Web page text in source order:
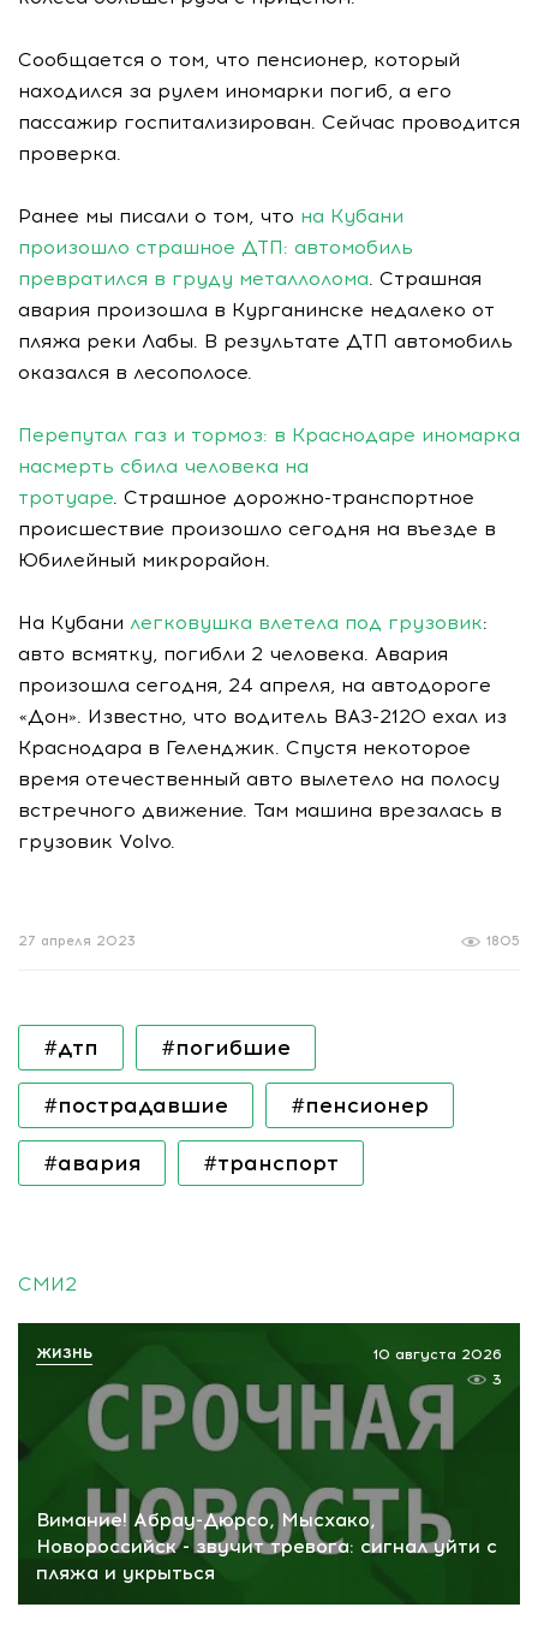
Сообщается о том, что пенсионер, который
находился за рулем иномарки погиб, а его
пассажир госпитализирован. Сейчас проводится
проверка.
Ранее мы писали о том, что на Кубани
произошло страшное ДТП: автомобиль
превратился в груду металлолома. Страшная
авария произошла в Курганинске недалеко от
пляжа реки Лабы. В результате ДТП автомобиль
оказался в лесополосе.
Перепутал газ и тормоз: в Краснодаре иномарка
насмерть сбила человека на
тротуаре. Страшное дорожно-транспортное
происшествие произошло сегодня на въезде в
Юбилейный микрорайон.
На Кубани легковушка влетела под грузовик:
авто всмятку, погибли 2 человека. Авария
произошла сегодня, 24 апреля, на автодороге
«Дон». Известно, что водитель ВАЗ-2120 ехал из
Краснодара в Геленджик. Спустя некоторое
время отечественный авто вылетело на полосу
встречного движение. Там машина врезалась в
грузовик Volvo.
1805
27 апреля 2023
#дтп #погибшие
#пострадавшие #пенсионер
#авария #транспорт
СМИ2
Вимание! Абрау-Дюрсо, Мысхако,
Новороссийск - звучит тревога: сигнал уйти с
пляжа и укрыться
10 августа 2026
3
ЖИЗНЬ